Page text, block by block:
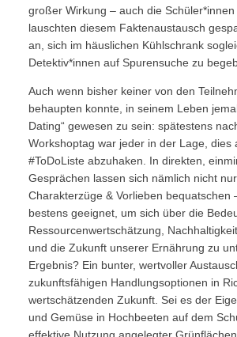
großer Wirkung – auch die
lauschten diesem Faktenaustausch
an, sich im häuslichen Kühlschrank
Detektiv*innen auf Spurensuche zu
Auch wenn bisher keiner von den
behaupten konnte, in seinem Leben
Dating“ gewesen zu sein: spätestens
Workshoptag war jeder in der Lage, dies
#ToDoListe abzuhaken. In direkten,
Gesprächen lassen sich nämlich nicht
Charakterzüge & Vorlieben bequatschen
bestens geeignet, um sich über die
Ressourcenwertschätzung,
und die Zukunft unserer Ernährung zu
Ergebnis? Ein bunter, wertvoller
zukunftsfähigen Handlungsoptionen in
wertschätzenden Zukunft. Sei es der
und Gemüse in Hochbeeten auf dem